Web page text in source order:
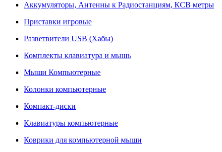
Аккумуляторы, Антенны к Радиостанциям, КСВ метры
Приставки игровые
Разветвители USB (Хабы)
Комплекты клавиатура и мышь
Мыши Компьютерные
Колонки компьютерные
Компакт-диски
Клавиатуры компьютерные
Коврики для компьютерной мыши